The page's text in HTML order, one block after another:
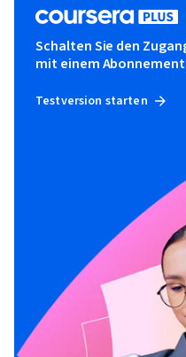
Schalten Sie den
mit einem
Testversion starten